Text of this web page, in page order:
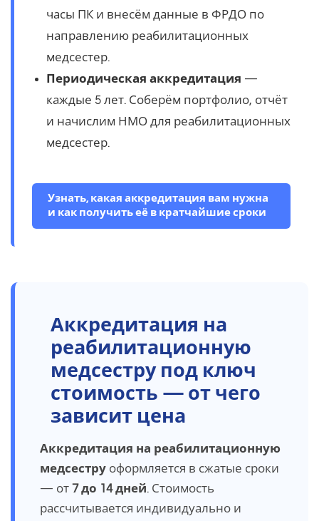
часы ПК и внесём данные в ФРДО по
направлению реабилитационных
медсестер.
Периодическая аккредитация —
каждые 5 лет. Соберём портфолио, отчёт
и начислим НМО для реабилитационных
медсестер.
Узнать, какая аккредитация вам нужна
и как получить её в кратчайшие сроки
Аккредитация на
реабилитационную
медсестру под ключ
стоимость — от чего
зависит цена
Аккредитация на реабилитационную
медсестру оформляется в сжатые сроки
— от 7 до 14 дней. Стоимость
рассчитывается индивидуально и